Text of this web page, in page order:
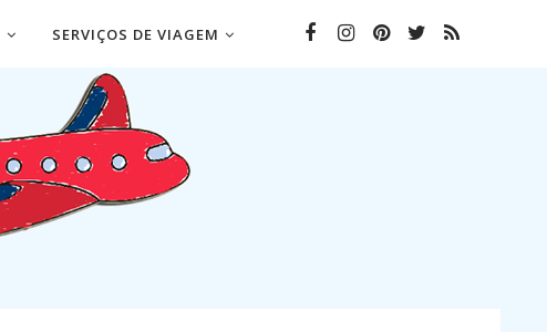
SERVIÇOS DE VIAGEM